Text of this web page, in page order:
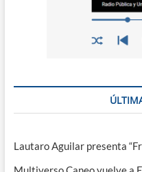
Lautaro Aguilar presenta